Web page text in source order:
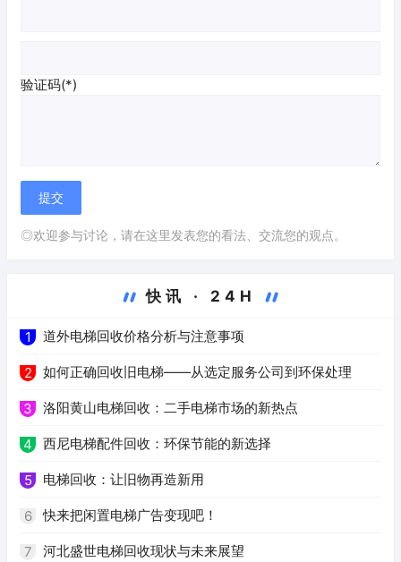
验证码(*)
◎欢迎参与讨论，请在这里发表您的看法、交流您的观点。
快讯 · 24H
1 道外电梯回收价格分析与注意事项
2 如何正确回收旧电梯——从选定服务公司到环保处理
3 洛阳黄山电梯回收：二手电梯市场的新热点
4 西尼电梯配件回收：环保节能的新选择
5 电梯回收：让旧物再造新用
6 快来把闲置电梯广告变现吧！
7 河北盛世电梯回收现状与未来展望